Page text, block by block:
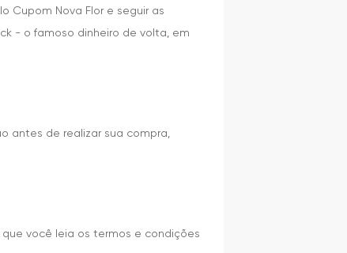
Cupom Nova Flor e seguir as
- o famoso dinheiro de volta, em
antes de realizar sua compra,
você leia os termos e condições